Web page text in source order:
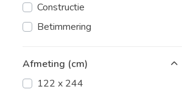
Constructie
Betimmering
Afmeting (cm)
122 x 244